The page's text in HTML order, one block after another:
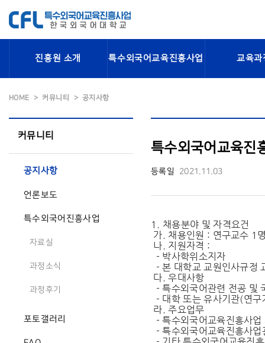
진흥원 소개 특수외국어교육진흥사업 교육과
HOME 커뮤니티 공지사항
커뮤니티
공지사항
언론보도
특수외국어진흥사업
자료실
과정소식
과정후기
포토갤러리
특수외국어교육진
등록일 2021.11.03
1. 채용분야 및 자격요건
가. 채용인원 : 연구교수 1
나. 지원자격 :
- 박사학위소지자
- 본 대학교 교원인사규정
다. 우대사항
- 특수외국어관련 전공 및
- 대학 또는 유사기관(연
라. 주요업무
- 특수외국어교육진흥사
- 특수외국어교육진흥사